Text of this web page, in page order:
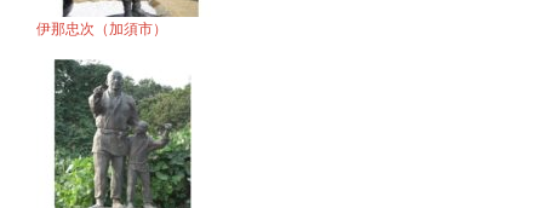
伊那忠次（加須市）